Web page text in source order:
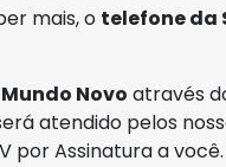
mais, o telefone da
Mundo Novo através
atendido pelos
por Assinatura a você.